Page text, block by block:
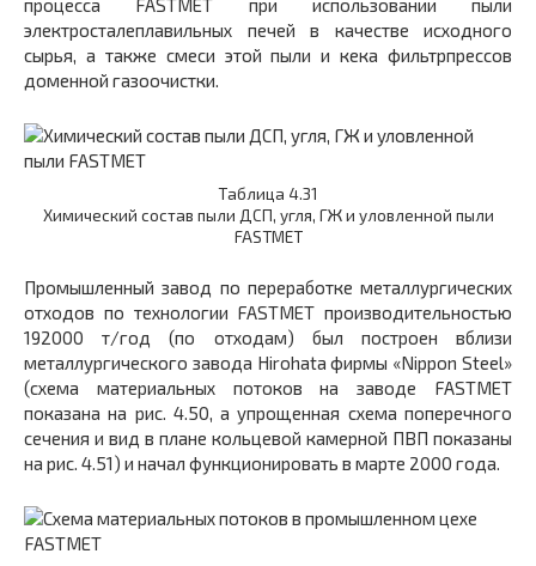
процесса FASTMET при использовании пыли
электросталеплавильных печей в качестве исходного
сырья, а также смеси этой пыли и кека фильтрпрессов
доменной газоочистки.
Таблица 4.31
Химический состав пыли ДСП, угля, ГЖ и уловленной пыли
FASTMET
Промышленный завод по переработке металлургических
отходов по технологии FASTMET производительностью
192000 т/год (по отходам) был построен вблизи
металлургического завода Hirohata фирмы «Nippon Steel»
(схема материальных потоков на заводе FASTMET
показана на рис. 4.50, а упрощенная схема поперечного
сечения и вид в плане кольцевой камерной ПВП показаны
на рис. 4.51) и начал функционировать в марте 2000 года.